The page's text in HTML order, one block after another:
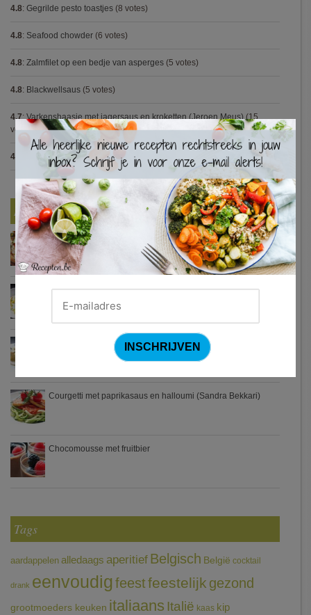
4.8: Gegrilde pesto toastjes (8 votes)
4.8: Seafood chowder (6 votes)
4.8: Zalmfilet op een bedje van asperges (5 votes)
4.8: Blackwellsaus (5 votes)
4.7:Varkenshaasje met jagersaus en kroketten (Jeroen Meus)(15
votes)
4.7 Gestoofde kip met dragon (7 votes)
Nieuwste Recepten
Turkse pizza met halloumi en courgette
Waterzooi van pladijs met venkel (Colruyt)
Zweedse gehaktballetjes
Courgetti met paprikasaus en halloumi (Sandra Bekkari)
Chocomousse met fruitbier
Tags
aardappelen alledaags aperitief Belgisch België cocktail
drank eenvoudigfeestfeestelijk gezond
grootmoeders keuken italiaans Italië kaas kip
×